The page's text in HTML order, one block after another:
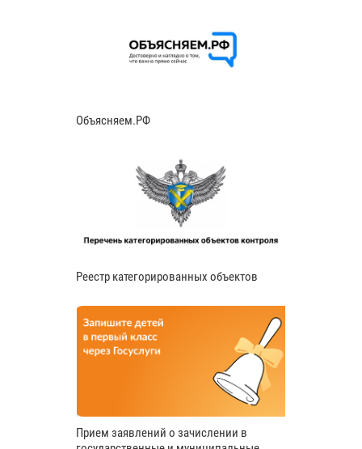
Объясняем.РФ
Реестр категорированных объектов
Прием заявлений о зачислении в